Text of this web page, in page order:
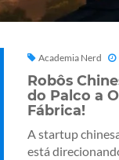
Academia Nerd
Robôs
do Palco a
Fábrica!
A startup
está